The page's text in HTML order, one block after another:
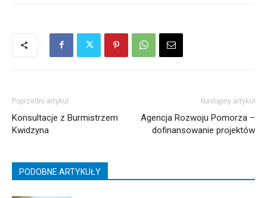
Poprzedni artykuł
Konsultacje z Burmistrzem
Kwidzyna
Następny artykuł
Agencja Rozwoju Pomorza –
dofinansowanie projektów
PODOBNE ARTYKUŁY